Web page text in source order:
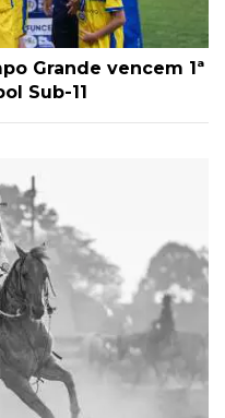
Grande vencem 1ª
Sub-11